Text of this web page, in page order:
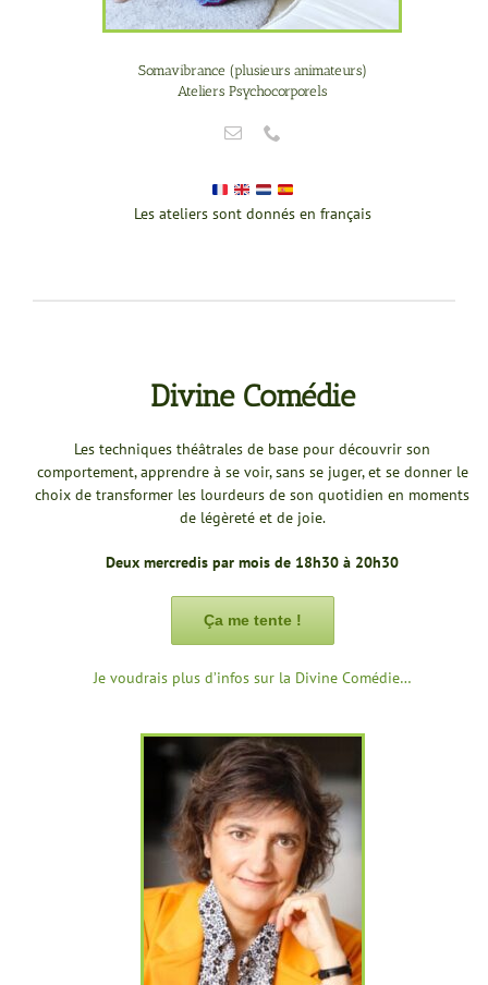
Somavibrance (plusieurs animateurs)
Ateliers Psychocorporels
Les ateliers sont donnés en français
Divine Comédie
Les techniques théâtrales de base pour découvrir son
comportement, apprendre à se voir, sans se juger, et se donner le
choix de transformer les lourdeurs de son quotidien en moments
de légèreté et de joie.
Deux mercredis par mois de 18h30 à 20h30
Ça me tente !
Je voudrais plus d’infos sur la Divine Comédie…